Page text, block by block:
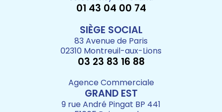
01 43 04 00 74
SIÈGE SOCIAL
83 Avenue de Paris
02310 Montreuil-aux-Lions
03 23 83 16 88
Agence Commerciale
GRAND EST
9 rue André Pingat BP 441